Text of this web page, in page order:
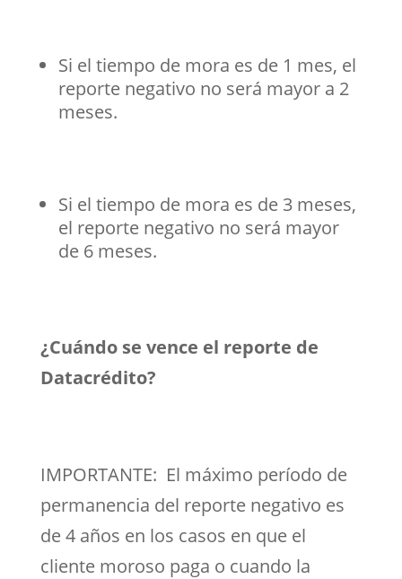
Si el tiempo de mora es de 1 mes, el
reporte negativo no será mayor a 2
meses.
Si el tiempo de mora es de 3 meses,
el reporte negativo no será mayor
de 6 meses.
¿Cuándo se vence el reporte de
Datacrédito?
IMPORTANTE: El máximo período de
permanencia del reporte negativo es
de 4 años en los casos en que el
cliente moroso paga o cuando la